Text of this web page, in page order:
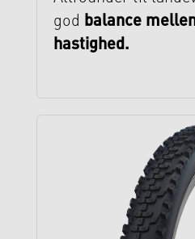
god balance
hastighed.